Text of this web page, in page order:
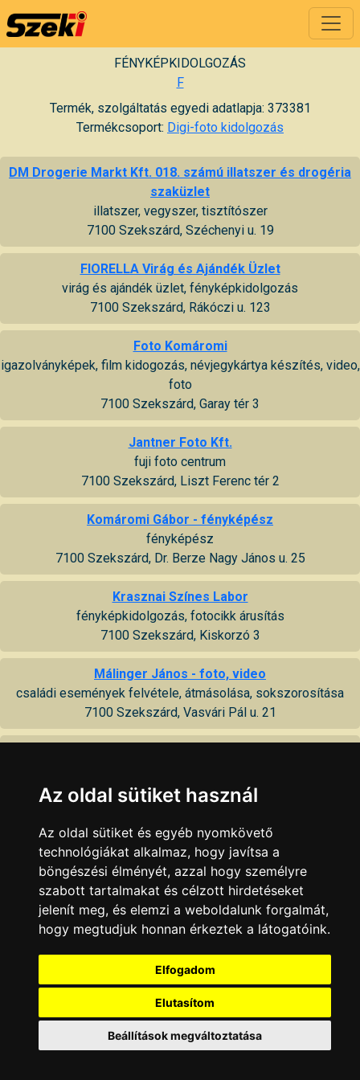
FÉNYKÉPKIDOLGOZÁS
F
Termék, szolgáltatás egyedi adatlapja: 373381
Termékcsoport: Digi-foto kidolgozás
DM Drogerie Markt Kft. 018. számú illatszer és drogéria
szaküzlet
illatszer, vegyszer, tisztítószer
7100 Szekszárd, Széchenyi u. 19
FIORELLA Virág és Ajándék Üzlet
virág és ajándék üzlet, fényképkidolgozás
7100 Szekszárd, Rákóczi u. 123
Foto Komáromi
igazolványképek, film kidogozás, névjegykártya készítés, video,
foto
7100 Szekszárd, Garay tér 3
Jantner Foto Kft.
fuji foto centrum
7100 Szekszárd, Liszt Ferenc tér 2
Komáromi Gábor - fényképész
fényképész
7100 Szekszárd, Dr. Berze Nagy János u. 25
Krasznai Színes Labor
fényképkidolgozás, fotocikk árusítás
7100 Szekszárd, Kiskorzó 3
Málinger János - foto, video
családi események felvétele, átmásolása, sokszorosítása
7100 Szekszárd, Vasvári Pál u. 21
7100 Szekszárd, Széchenyi u. 49
Photo hall
foto, gsm, audio, internet, laptopok, fotónyomtatás,
igazolványkép készítés, fotóalbum, képkeret
7100 Szekszárd, Széchenyi u. 20
Széchenyi Fotó és Ajándék sziget
fotokönyv, esküvők, rendezvények videózása, fotózása
7100 Szekszárd, Széchenyi u.
KAPCSOLAT|HIRDETÉS
Minden jog fenntartva © 2002 - 2026 Szeki.hu
Az oldal sütiket használ
Az oldal sütiket és egyéb nyomkövető
technológiákat alkalmaz, hogy javítsa a
böngészési élményét, azzal hogy személyre
szabott tartalmakat és célzott hirdetéseket
jelenít meg, és elemzi a weboldalunk forgalmát,
hogy megtudjuk honnan érkeztek a látogatóink.
Elfogadom
Elutasítom
Beállítások megváltoztatása